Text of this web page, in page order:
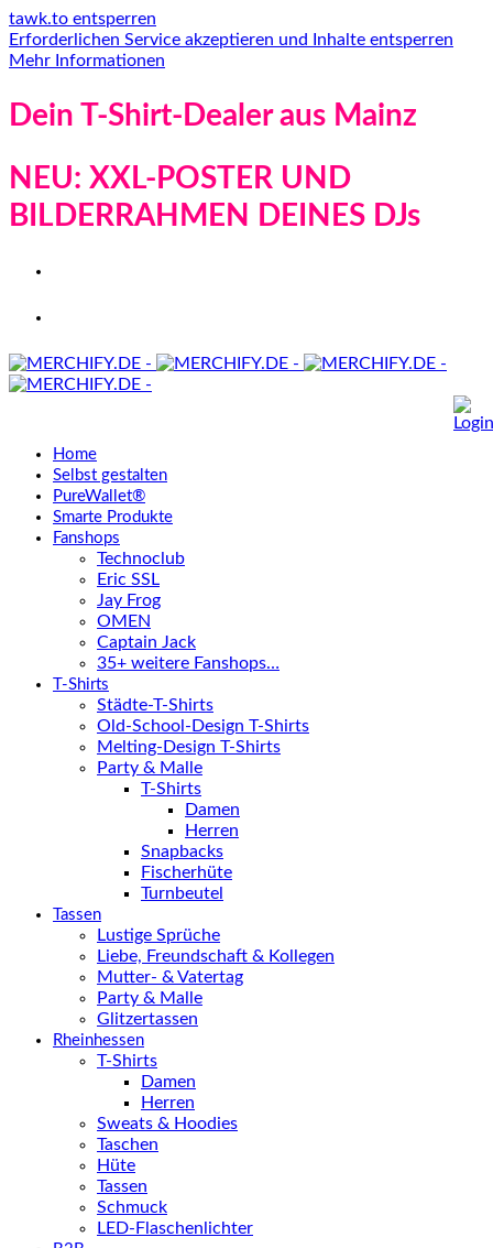
tawk.to entsperren
Erforderlichen Service akzeptieren und Inhalte entsperren
Mehr Informationen
Dein T-Shirt-Dealer aus Mainz
NEU: XXL-POSTER UND
BILDERRAHMEN DEINES DJs
Home
Selbst gestalten
PureWallet®
Smarte Produkte
Fanshops
Technoclub
Eric SSL
Jay Frog
OMEN
Captain Jack
35+ weitere Fanshops…
T-Shirts
Städte-T-Shirts
Old-School-Design T-Shirts
Melting-Design T-Shirts
Party & Malle
T-Shirts
Damen
Herren
Snapbacks
Fischerhüte
Turnbeutel
Tassen
Lustige Sprüche
Liebe, Freundschaft & Kollegen
Mutter- & Vatertag
Party & Malle
Glitzertassen
Rheinhessen
T-Shirts
Damen
Herren
Sweats & Hoodies
Taschen
Hüte
Tassen
Schmuck
LED-Flaschenlichter